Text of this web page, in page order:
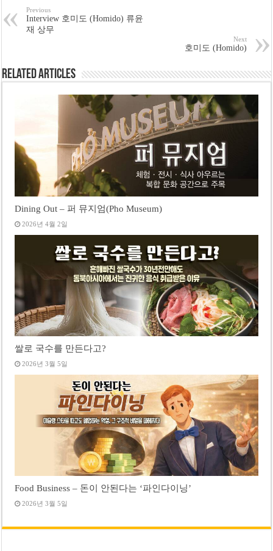
Previous
Interview 호미도 (Homido) 류윤
재 상무
Next
호미도 (Homido)
Related Articles
Dining Out – 퍼 뮤지엄(Pho Museum)
2026년 4월 2일
쌀로 국수를 만든다고?
2026년 3월 5일
Food Business – 돈이 안된다는 ‘파인다이닝’
2026년 3월 5일